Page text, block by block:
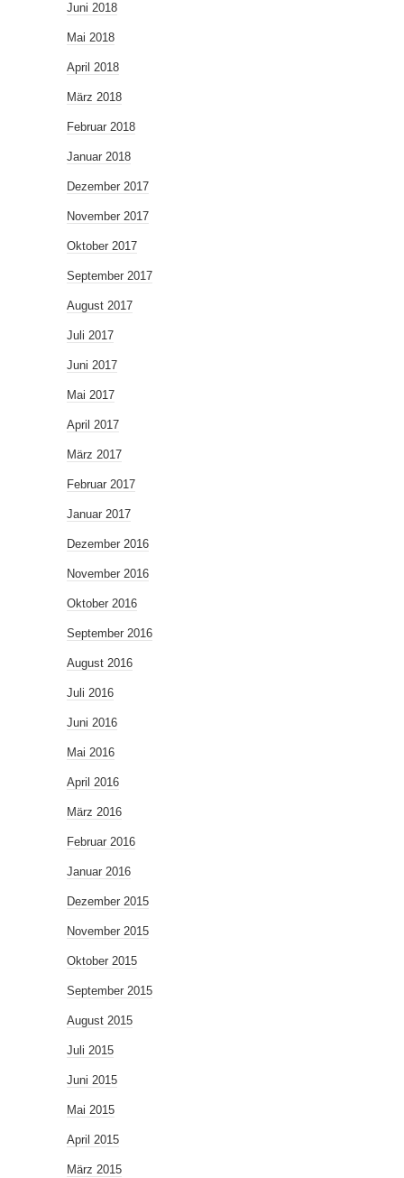
Juni 2018
Mai 2018
April 2018
März 2018
Februar 2018
Januar 2018
Dezember 2017
November 2017
Oktober 2017
September 2017
August 2017
Juli 2017
Juni 2017
Mai 2017
April 2017
März 2017
Februar 2017
Januar 2017
Dezember 2016
November 2016
Oktober 2016
September 2016
August 2016
Juli 2016
Juni 2016
Mai 2016
April 2016
März 2016
Februar 2016
Januar 2016
Dezember 2015
November 2015
Oktober 2015
September 2015
August 2015
Juli 2015
Juni 2015
Mai 2015
April 2015
März 2015